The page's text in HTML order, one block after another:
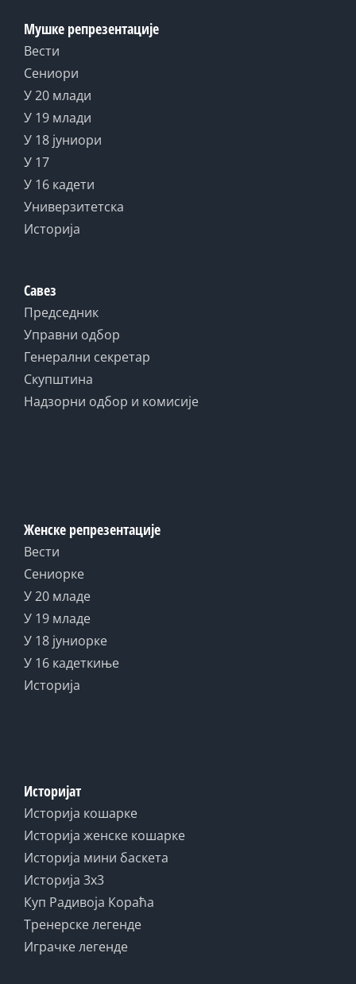
Мушке репрезентације
Вести
Сениори
У 20 млади
У 19 млади
У 18 јуниори
У 17
У 16 кадети
Универзитетска
Историја
Савез
Председник
Управни одбор
Генерални секретар
Скупштина
Надзорни одбор и комисије
Женске репрезентације
Вести
Сениорке
У 20 младе
У 19 младе
У 18 јуниорке
У 16 кадеткиње
Историја
Историјат
Историја кошарке
Историја женске кошарке
Историја мини баскета
Историја 3x3
Куп Радивоја Кораћа
Тренерске легенде
Играчке легенде